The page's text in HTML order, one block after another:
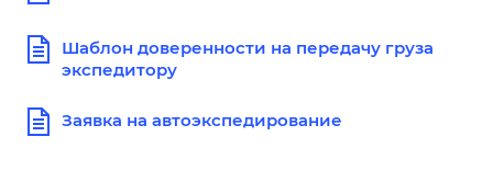
Шаблон доверенности на передачу груза
экспедитору
Заявка на автоэкспедирование